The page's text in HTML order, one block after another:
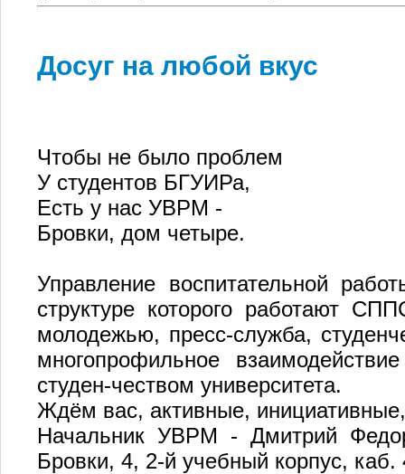
Досуг на любой вкус
Чтобы не было проблем
У студентов БГУИРа,
Есть у нас УВРМ -
Бровки, дом четыре.
Управление воспитательной
структуре которого работают
молодежью, пресс-служба,
многопрофильное
студен-чеством университета.
Ждём вас, активные,
Начальник УВРМ - Дмитрий
Бровки, 4, 2-й учебный корпус, каб.